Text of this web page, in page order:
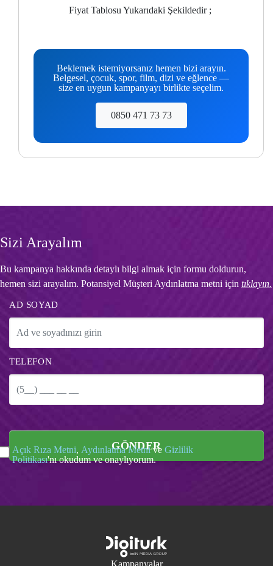
Fiyat Tablosu Yukarıdaki Şekildedir ;
Beklemek istemiyorsanız hemen bizi arayın.
Belgesel, çocuk, spor, film, dizi ve eğlence —
size en uygun kampanyayı birlikte seçelim.
0850 471 73 73
Sizi Arayalım
Bu kampanya hakkında detaylı bilgi almak için formu doldurun,
hemen sizi arayalım. Potansiyel Müşteri Aydınlatma metni için tıklayın.
AD SOYAD
TELEFON
GÖNDER
Açık Rıza Metni, Aydınlatma Metnive Gizlilik
Politikası'nı okudum ve onaylıyorum.